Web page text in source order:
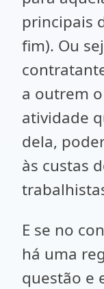
principais
fim). Ou
a outrem
atividade
dela,
às custas
E se no
há uma
questão e